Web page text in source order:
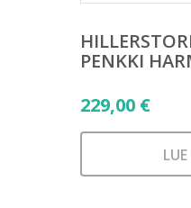
PENKKI
229,00 €